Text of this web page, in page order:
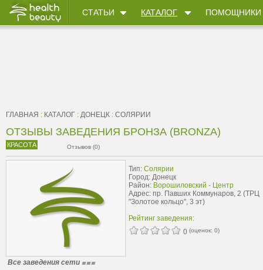
СТАТЬИ КАТАЛОГ ПОМОЩНИКИ
ГЛАВНАЯ : КАТАЛОГ : ДОНЕЦК : СОЛЯРИИ
ОТЗЫВЫ ЗАВЕДЕНИЯ БРОНЗА (BRONZA)
КРАСОТА Отзывов (0)
Тип: Солярии
Город: Донецк
Район: Ворошиловский - Центр
Адрес: пр. Павших Коммунаров, 2 (ТРЦ
"Золотое кольцо", 3 эт)
Рейтинг заведения:
0 (оценок: 0)
Все заведения сети